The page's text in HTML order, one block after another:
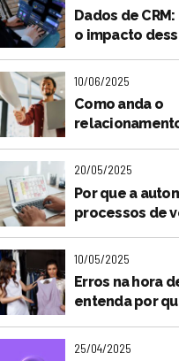
Dados de
o impacto
do seu negócio
10/06/2025
Como anda o
importância
compra
20/05/2025
Por que a
processos de
o futuro dos
10/05/2025
Erros na hora
entenda por
vendas
25/04/2025